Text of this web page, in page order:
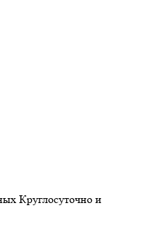
Круглосуточно и